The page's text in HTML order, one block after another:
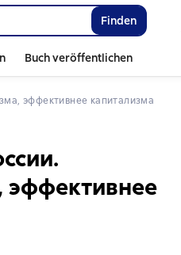
Finden
Buch veröffentlichen
эффективнее капитализма
эффективнее